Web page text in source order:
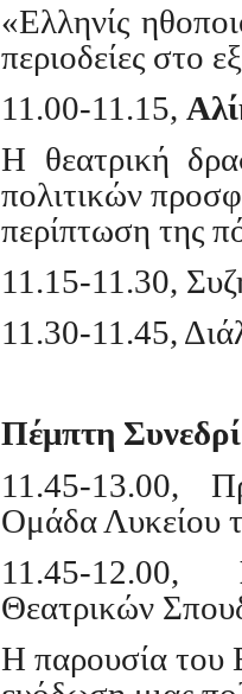
«Ελληνίς
περιοδείες στο
11.00-11.15,
Η θεατρική
πολιτικών
περίπτωση της
11.15-11.30,
11.30-11.45,
Πέμπτη
11.45-13.00,
Ομάδα Λυκείου
11.45-12.00,
Θεατρικών
Η παρουσία του